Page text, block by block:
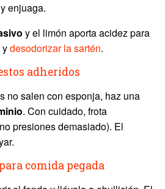
enjuaga.
y el limón aporta acidez para
ydesodorizar la sartén.
adheridos
no salen con esponja, haz una
. Con cuidado, frota
presiones demasiado). El
comida pegada